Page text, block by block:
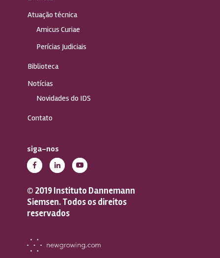
Atuação técnica
Amicus Curiae
Perícias Judiciais
Biblioteca
Notícias
Novidades do IDS
Contato
siga-nos
© 2019 Instituto Dannemann
Siemsen. Todos os direitos
reservados